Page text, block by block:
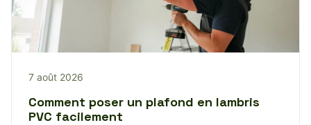
7 août 2026
Comment poser un plafond en lambris
PVC facilement